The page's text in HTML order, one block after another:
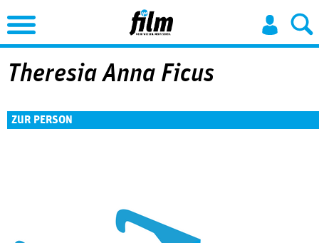
Jump to Navigation
Theresia Anna Ficus
ZUR PERSON